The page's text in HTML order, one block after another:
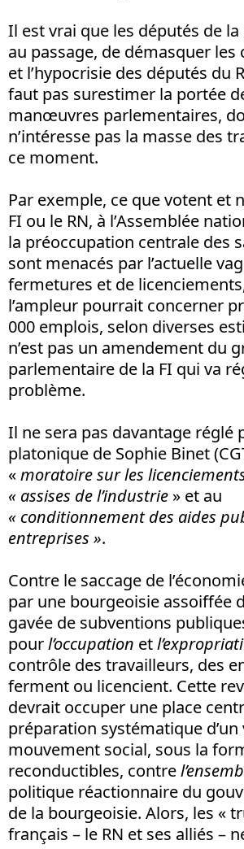
Il est vrai que les députés de la
au passage, de démasquer
et l’hypocrisie des députés du
faut pas surestimer la portée
manœuvres parlementaires,
n’intéresse pas la masse des
ce moment.
Par exemple, ce que votent et
FI ou le RN, à l’Assemblée
la préoccupation centrale des
sont menacés par l’actuelle
fermetures et de
l’ampleur pourrait concerner
000 emplois, selon diverses
n’est pas un amendement du
parlementaire de la FI qui va
problème.
Il ne sera pas davantage réglé
platonique de Sophie Binet
«moratoire sur les
« assises de l’industrie » et au
« conditionnement des aides
entreprises ».
Contre le saccage de
par une bourgeoisie assoiffée
gavée de subventions
pourl’occupation et
contrôle des travailleurs, des
ferment ou licencient. Cette
devrait occuper une place
préparation systématique d’un
mouvement social, sous la
reconductibles, contre
politique réactionnaire du
de la bourgeoisie. Alors, les «
français – le RN et ses alliés –